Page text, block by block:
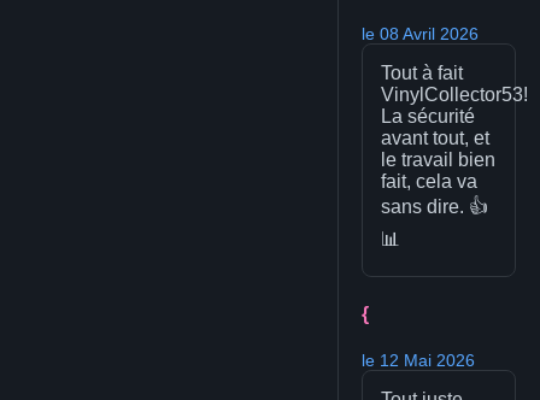
le 08 Avril 2026
Tout à fait
VinylCollector53!
La sécurité
avant tout, et
le travail bien
fait, cela va
sans dire. 👍
📊
{
le 12 Mai 2026